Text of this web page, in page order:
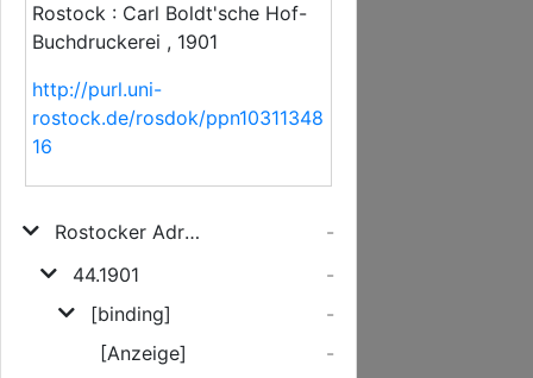
Rostock : Carl Boldt'sche Hof-
Buchdruckerei , 1901
http://purl.uni-
rostock.de/rosdok/ppn10311348
16
Rostocker Adreßbuch
-
44.1901
-
[binding]
-
[Anzeige]
-